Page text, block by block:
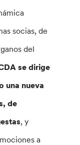
socias, de
del
se dirige
una nueva
de
, y
a